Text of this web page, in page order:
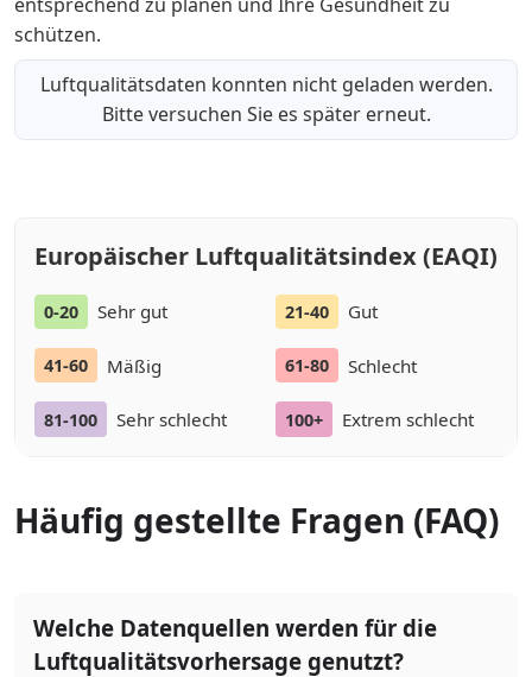
schützen.
Luftqualitätsdaten konnten nicht geladen werden.
Bitte versuchen Sie es später erneut.
Europäischer Luftqualitätsindex (EAQI)
0-20 Sehr gut 21-40 Gut
41-60 Mäßig 61-80 Schlecht
81-100 Sehr schlecht 100+ Extrem schlecht
Häufig gestellte Fragen (FAQ)
Welche Datenquellen werden für die
Luftqualitätsvorhersage genutzt?